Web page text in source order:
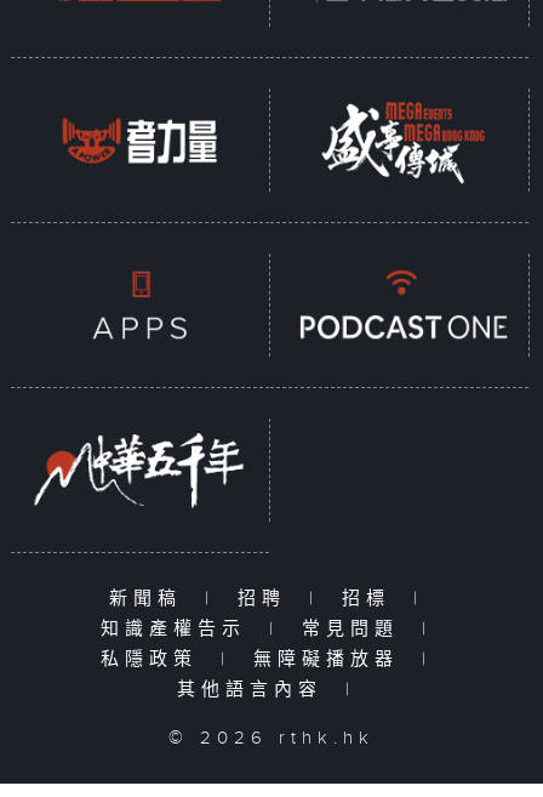
新聞稿 | 招聘 | 招標
|
知識產權告示
| 常見問題
|
私隱政策
| 無障礙播放器
|
其他語言內容
|
© 2026 rthk.hk